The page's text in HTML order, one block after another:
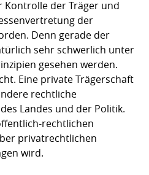
Kontrolle der Träger und
der
Denn gerade der
sehr schwerlich unter
gesehen werden.
Eine private Trägerschaft
rechtliche
Landes und der Politik.
rechtlichen
privatrechtlichen
wird.